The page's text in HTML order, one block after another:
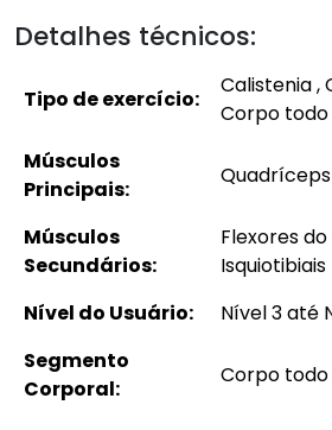
Detalhes técnicos:
Tipo de exercício:
Calistenia ,
Corpo todo
Músculos
Principais:
Quadríceps
Músculos
Secundários:
Flexores
Isquiotibiais
Nível do Usuário:
Nível 3 até
Segmento
Corporal:
Corpo todo